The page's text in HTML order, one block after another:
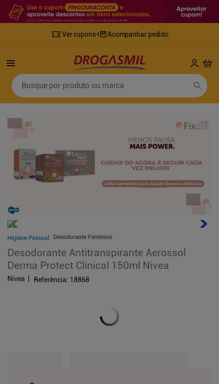
Ver cupons Acompanhar pedido
Busque por produto ou marca
Higiene Pessoal Desodorante Feminino
Desodorante Antitranspirante Aerossol
Derma Protect Clinical 150ml Nivea
Nivea Referência: 18868
Termos mais buscados
3
5º mounjaro
fralda xg
10º shampoo